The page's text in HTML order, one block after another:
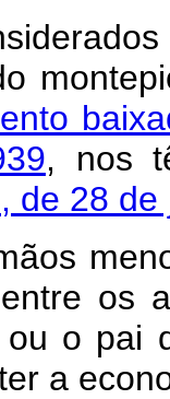
, nos
de 28
os
o pai
a